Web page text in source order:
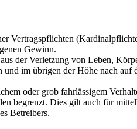
Vertragspflichten
Gewinn.
der Verletzung von Leben,
im übrigen der Höhe nach auf
oder grob fahrlässigem
begrenzt. Dies gilt auch für
Betreibers.